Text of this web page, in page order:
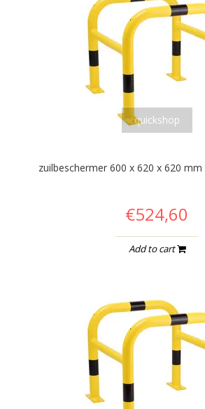
quickshop
zuilbeschermer 600 x 620 x 620
€524,60
Add to cart